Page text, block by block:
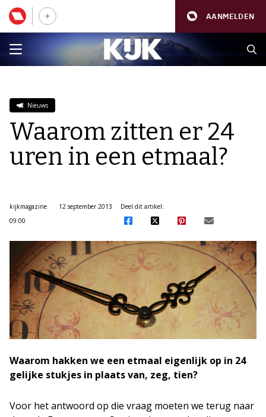
AANMELDEN
Nieuws
Waarom zitten er 24
uren in een etmaal?
kijkmagazine
12 september 2013
09:00
Deel dit artikel:
Waarom hakken we een etmaal eigenlijk op in 24
gelijke stukjes in plaats van, zeg, tien?
Voor het antwoord op die vraag moeten we terug naar